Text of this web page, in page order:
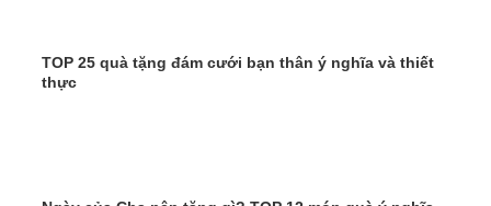
TOP 25 quà tặng đám cưới bạn thân ý nghĩa và thiết
thực